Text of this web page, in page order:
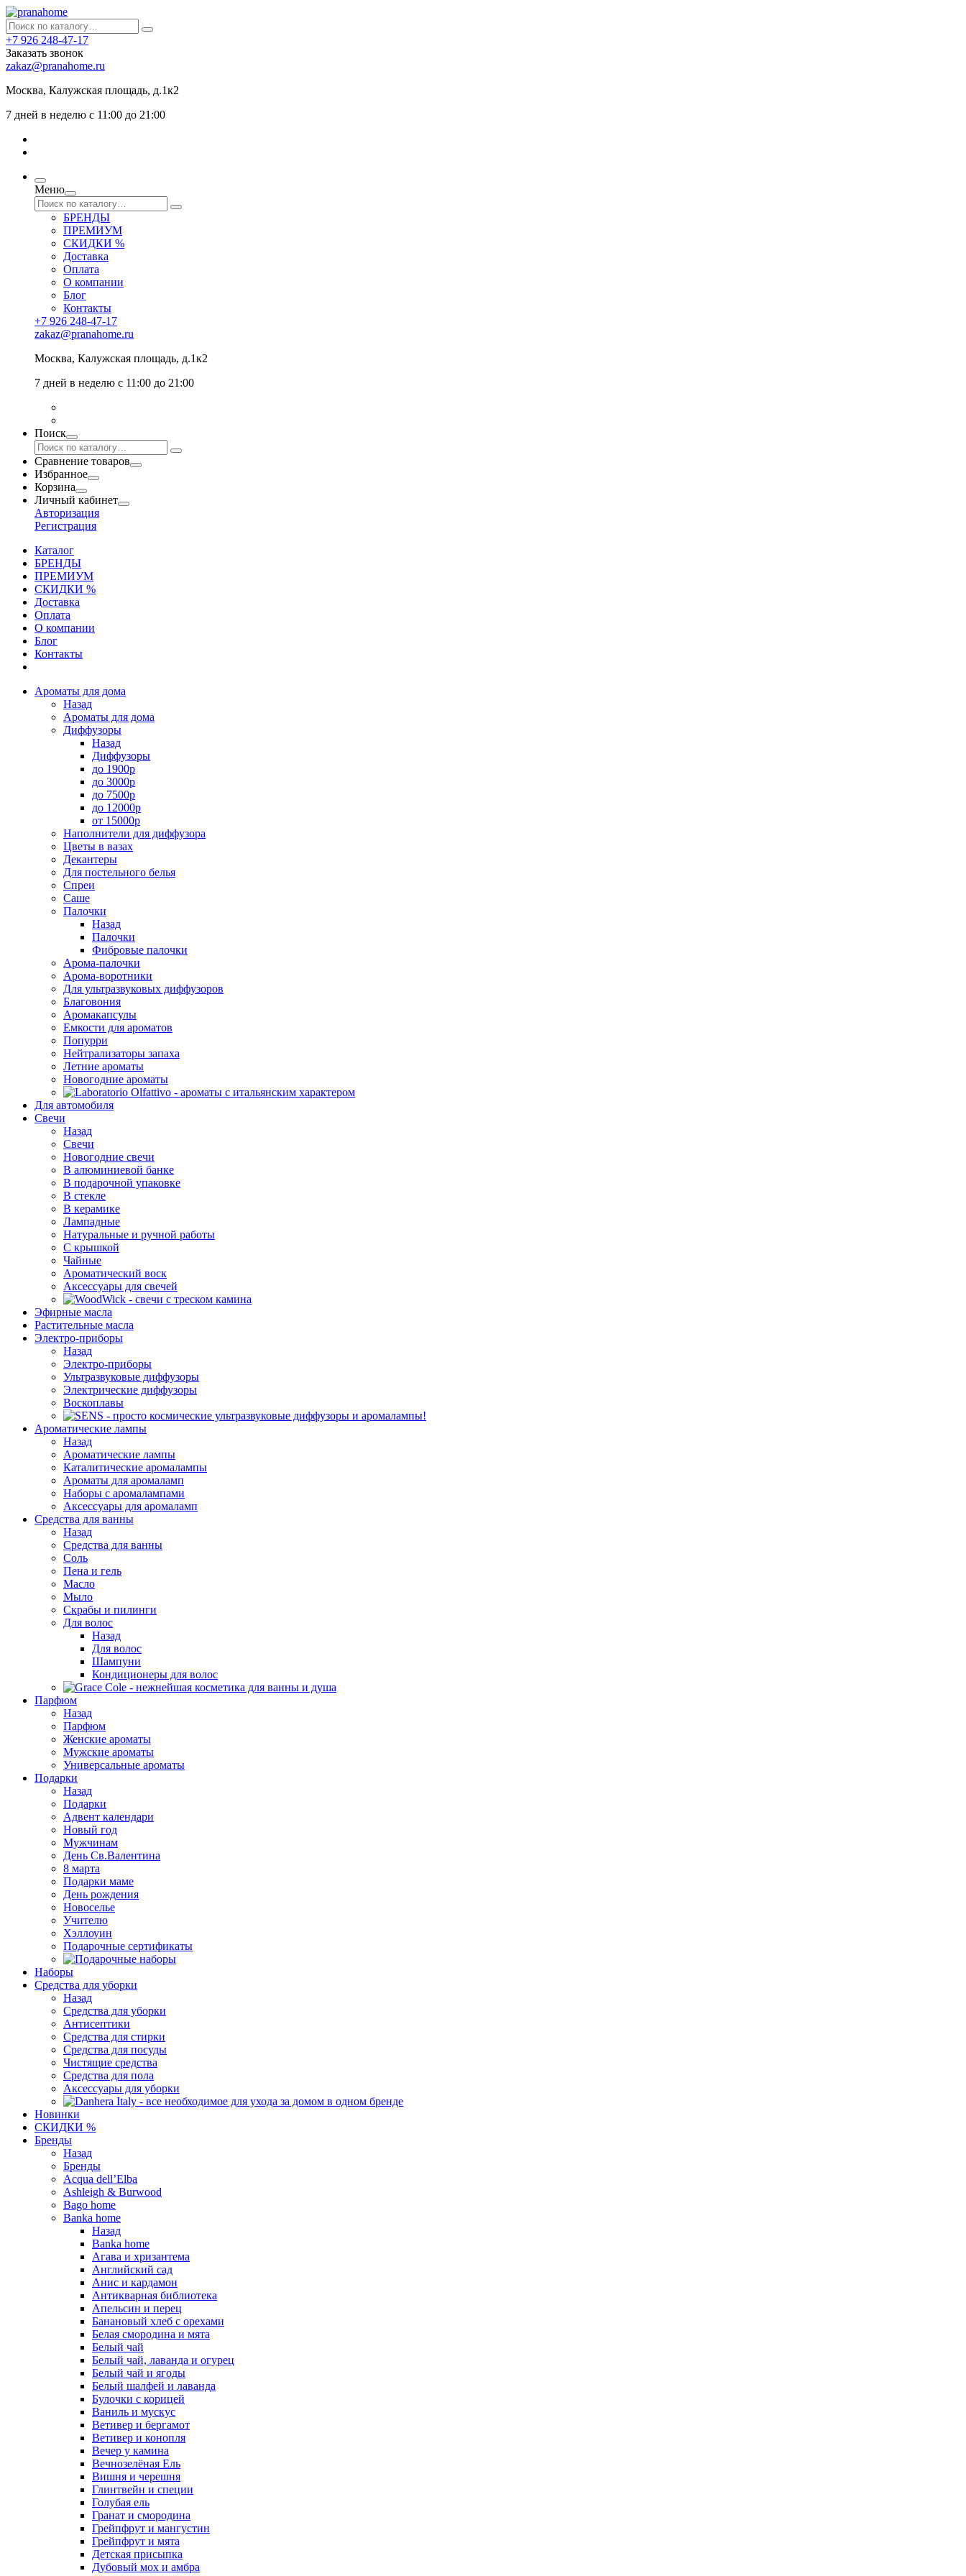
+7 926 248-47-17
Заказать звонок
zakaz@pranahome.ru
Москва, Калужская площадь, д.1к2
7 дней в неделю с 11:00 до 21:00
Меню
БРЕНДЫ
ПРЕМИУМ
СКИДКИ %
Доставка
Оплата
О компании
Блог
Контакты
+7 926 248-47-17
zakaz@pranahome.ru
Москва, Калужская площадь, д.1к2
7 дней в неделю с 11:00 до 21:00
Поиск
Сравнение товаров
Избранное
Корзина
Личный кабинет
Авторизация
Регистрация
Каталог
БРЕНДЫ
ПРЕМИУМ
СКИДКИ %
Доставка
Оплата
О компании
Блог
Контакты
Ароматы для дома
Назад
Ароматы для дома
Диффузоры
Назад
Диффузоры
до 1900р
до 3000р
до 7500р
до 12000р
от 15000р
Наполнители для диффузора
Цветы в вазах
Декантеры
Для постельного белья
Спреи
Саше
Палочки
Назад
Палочки
Фибровые палочки
Арома-палочки
Арома-воротники
Для ультразвуковых диффузоров
Благовония
Аромакапсулы
Емкости для ароматов
Попурри
Нейтрализаторы запаха
Летние ароматы
Новогодние ароматы
Для автомобиля
Свечи
Назад
Свечи
Новогодние свечи
В алюминиевой банке
В подарочной упаковке
В стекле
В керамике
Лампадные
Натуральные и ручной работы
С крышкой
Чайные
Ароматический воск
Аксессуары для свечей
Эфирные масла
Растительные масла
Электро-приборы
Назад
Электро-приборы
Ультразвуковые диффузоры
Электрические диффузоры
Воскоплавы
Ароматические лампы
Назад
Ароматические лампы
Каталитические аромалампы
Ароматы для аромаламп
Наборы с аромалампами
Аксессуары для аромаламп
Средства для ванны
Назад
Средства для ванны
Соль
Пена и гель
Масло
Мыло
Скрабы и пилинги
Для волос
Назад
Для волос
Шампуни
Кондиционеры для волос
Парфюм
Назад
Парфюм
Женские ароматы
Мужские ароматы
Универсальные ароматы
Подарки
Назад
Подарки
Адвент календари
Новый год
Мужчинам
День Св.Валентина
8 марта
Подарки маме
День рождения
Новоселье
Учителю
Хэллоуин
Подарочные сертификаты
Наборы
Средства для уборки
Назад
Средства для уборки
Антисептики
Средства для стирки
Средства для посуды
Чистящие средства
Средства для пола
Аксессуары для уборки
Новинки
СКИДКИ %
Бренды
Назад
Бренды
Acqua dell’Elba
Ashleigh & Burwood
Bago home
Banka home
Назад
Banka home
Агава и хризантема
Английский сад
Анис и кардамон
Антикварная библиотека
Апельсин и перец
Банановый хлеб с орехами
Белая смородина и мята
Белый чай
Белый чай, лаванда и огурец
Белый чай и ягоды
Белый шалфей и лаванда
Булочки с корицей
Ваниль и мускус
Ветивер и бергамот
Ветивер и конопля
Вечер у камина
Вечнозелёная Ель
Вишня и черешня
Глинтвейн и специи
Голубая ель
Гранат и смородина
Грейпфрут и мангустин
Грейпфрут и мята
Детская присыпка
Дубовый мох и амбра